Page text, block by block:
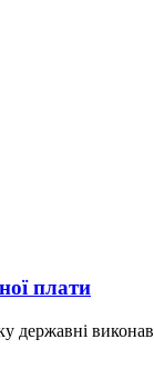
плати
державні